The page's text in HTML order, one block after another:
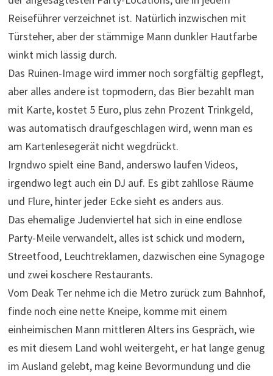
Reiseführer verzeichnet ist. Natürlich inzwischen mit
Türsteher, aber der stämmige Mann dunkler Hautfarbe
winkt mich lässig durch.
Das Ruinen-Image wird immer noch sorgfältig gepflegt,
aber alles andere ist topmodern, das Bier bezahlt man
mit Karte, kostet 5 Euro, plus zehn Prozent Trinkgeld,
was automatisch draufgeschlagen wird, wenn man es
am Kartenlesegerät nicht wegdrückt.
Irgndwo spielt eine Band, anderswo laufen Videos,
irgendwo legt auch ein DJ auf. Es gibt zahllose Räume
und Flure, hinter jeder Ecke sieht es anders aus.
Das ehemalige Judenviertel hat sich in eine endlose
Party-Meile verwandelt, alles ist schick und modern,
Streetfood, Leuchtreklamen, dazwischen eine Synagoge
und zwei koschere Restaurants.
Vom Deak Ter nehme ich die Metro zurück zum Bahnhof,
finde noch eine nette Kneipe, komme mit einem
einheimischen Mann mittleren Alters ins Gespräch, wie
es mit diesem Land wohl weitergeht, er hat lange genug
im Ausland gelebt, mag keine Bevormundung und die